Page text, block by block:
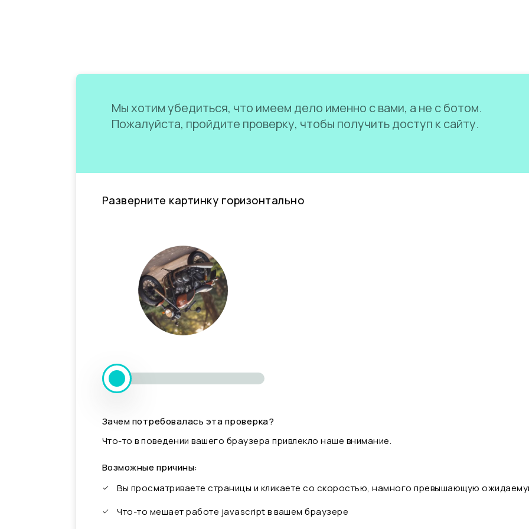
Мы хотим убедиться, что имеем дело именно с вами, а не с ботом.
Пожалуйста, пройдите проверку, чтобы получить доступ к сайту.
Разверните картинку горизонтально
Зачем потребовалась эта проверка?
Что-то в поведении вашего браузера привлекло наше внимание.
Возможные причины:
Вы просматриваете страницы и кликаете со скоростью, намного превышающую
Что-то мешает работе javascript в вашем браузере